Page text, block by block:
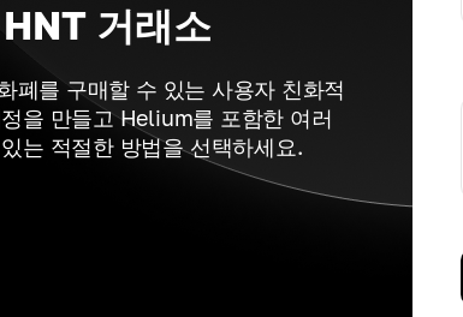
거래소
폐를 구매할 수 있는 사용자 친화적
을 만들고 Helium를 포함한 여러
는 적절한 방법을 선택하세요.